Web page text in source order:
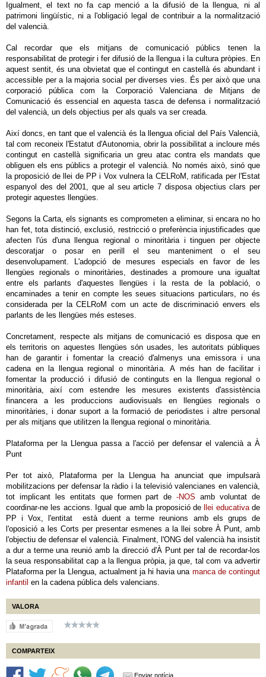
Igualment, el text no fa cap menció a la difusió de la llengua, ni al
patrimoni lingüístic, ni a l'obligació legal de contribuir a la normalització
del valencià.
Cal recordar que els mitjans de comunicació públics tenen la
responsabilitat de protegir i fer difusió de la llengua i la cultura pròpies. En
aquest sentit, és una obvietat que el contingut en castellà és abundant i
accessible per a la majoria social per diverses vies. És per això que una
corporació pública com la Corporació Valenciana de Mitjans de
Comunicació és essencial en aquesta tasca de defensa i normalització
del valencià, un dels objectius per als quals va ser creada.
Així doncs, en tant que el valencià és la llengua oficial del País Valencià,
tal com reconeix l'Estatut d'Autonomia, obrir la possibilitat a incloure més
contingut en castellà significaria un greu atac contra els mandats que
obliguen els ens públics a protegir el valencià. No només això, sinó que
la proposició de llei de PP i Vox vulnera la CELRoM, ratificada per l'Estat
espanyol des del 2001, que al seu article 7 disposa objectius clars per
protegir aquestes llengües.
Segons la Carta, els signants es comprometen a eliminar, si encara no ho
han fet, tota distinció, exclusió, restricció o preferència injustificades que
afecten l'ús d'una llengua regional o minoritària i tinguen per objecte
descoratjar o posar en perill el seu manteniment o el seu
desenvolupament. L'adopció de mesures especials en favor de les
llengües regionals o minoritàries, destinades a promoure una igualtat
entre els parlants d'aquestes llengües i la resta de la població, o
encaminades a tenir en compte les seues situacions particulars, no és
considerada per la CELRoM com un acte de discriminació envers els
parlants de les llengües més esteses.
Concretament, respecte als mitjans de comunicació es disposa que en
els territoris on aquestes llengües són usades, les autoritats públiques
han de garantir i fomentar la creació d'almenys una emissora i una
cadena en la llengua regional o minoritària. A més han de facilitar i
fomentar la producció i difusió de continguts en la llengua regional o
minoritària, així com estendre les mesures existents d'assistència
financera a les produccions audiovisuals en llengües regionals o
minoritàries, i donar suport a la formació de periodistes i altre personal
per als mitjans que utilitzen la llengua regional o minoritària.
Plataforma per la Llengua passa a l'acció per defensar el valencià a À
Punt
Per tot això, Plataforma per la Llengua ha anunciat que impulsarà
mobilitzacions per defensar la ràdio i la televisió valencianes en valencià,
tot implicant les entitats que formen part de-NOS amb voluntat de
coordinar-ne les accions. Igual que amb la proposició de
llei educativade
PP i Vox, l'entitat està duent a terme reunions amb els grups de
l'oposició a les Corts per presentar esmenes a la llei sobre À Punt, amb
l'objectiu de defensar el valencià. Finalment, l'ONG del valencià ha insistit
a dur a terme una reunió amb la direcció d'À Punt per tal de recordar-los
la seua responsabilitat cap a la llengua pròpia, ja que, tal com va advertir
Plataforma per la Llengua, actualment ja hi havia una manca de contingut
infantil en la cadena pública dels valencians.
VALORA
COMPARTEIX
Enviar notícia